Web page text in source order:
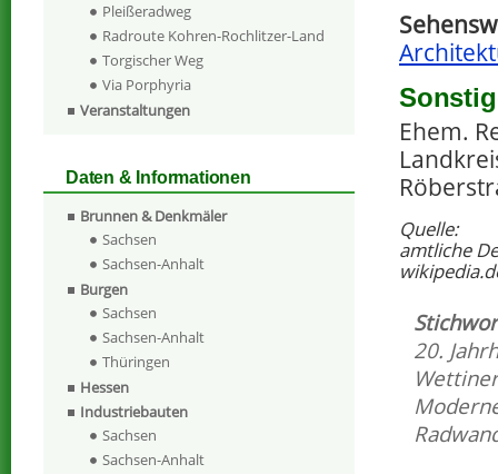
Ehem.
Quelle:
amtliche
20.
Wettiner
Pleißeradweg
Radroute Kohren-Rochlitzer-Land
Torgischer Weg
Via Porphyria
Veranstaltungen
Daten & Informationen
Brunnen & Denkmäler
Sachsen
Sachsen-Anhalt
Burgen
Sachsen
Sachsen-Anhalt
Thüringen
Hessen
Industriebauten
Sachsen
Sachsen-Anhalt